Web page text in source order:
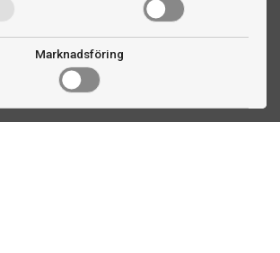
Marknadsföring